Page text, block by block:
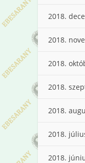
2018.
2018.
2018.
2018.
2018.
2018.
2018.